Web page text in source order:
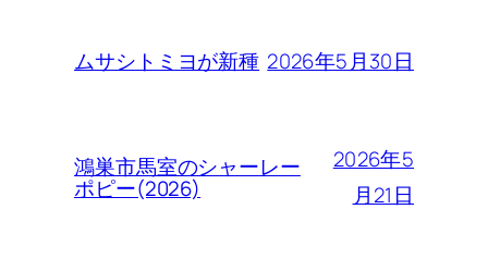
ムサシトミヨが新種 2026年5月30日
鴻巣市馬室のシャーレー
ポピー(2026)
2026年5
月21日